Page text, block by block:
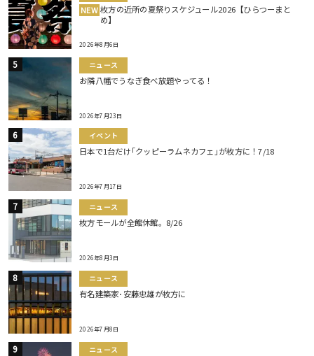
NEW 枚方の近所の夏祭りスケジュール2026【ひらつーまと
め】
2026年8月6日
ニュース
お隣八幡でうなぎ食べ放題やってる！
2026年7月23日
イベント
日本で1台だけ｢クッピーラムネカフェ｣が枚方に！7/18
2026年7月17日
ニュース
枚方モールが全館休館。8/26
2026年8月3日
ニュース
有名建築家･安藤忠雄が枚方に
2026年7月8日
ニュース